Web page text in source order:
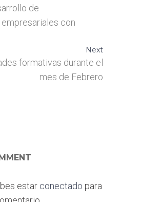
de
con
Next
formativas durante el
mes de Febrero
estar conectado para